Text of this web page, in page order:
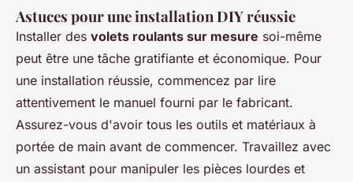
Astuces pour une installation DIY réussie
Installer des volets roulants sur mesure soi-même
peut être une tâche gratifiante et économique. Pour
une installation réussie, commencez par lire
attentivement le manuel fourni par le fabricant.
Assurez-vous d'avoir tous les outils et matériaux à
portée de main avant de commencer. Travaillez avec
un assistant pour manipuler les pièces lourdes et